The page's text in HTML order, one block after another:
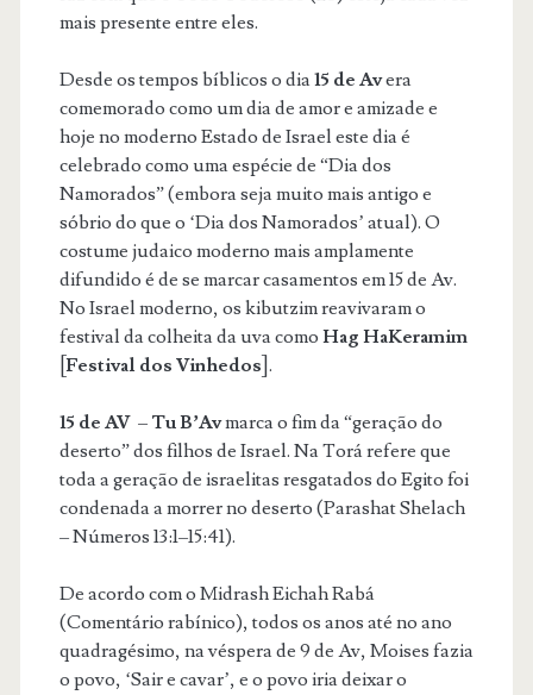
mais presente entre eles.
Desde os tempos bíblicos o dia15 de Avera
comemorado como um dia de amor e amizade e
hoje no moderno Estado de Israel este dia é
celebrado como uma espécie de “Dia dos
Namorados” (embora seja muito mais antigo e
sóbrio do que o ‘Dia dos Namorados’ atual). O
costume judaico moderno mais amplamente
difundido é de se marcar casamentos em 15 de Av.
No Israel moderno, os kibutzim reavivaram o
festival da colheita da uva como Hag HaKeramim
Festival dos Vinhedos ].
15 de AV – Tu B’Avmarca o fim da “geração do
deserto” dos filhos de Israel. Na Torá refere que
toda a geração de israelitas resgatados do Egito foi
condenada a morrer no deserto (Parashat Shelach
– Números 13:1–15:41).
De acordo com o Midrash Eichah Rabá
(Comentário rabínico), todos os anos até no ano
quadragésimo, na véspera de 9 de Av, Moises fazia
o povo, ‘Sair e cavar’, e o povo iria deixar o